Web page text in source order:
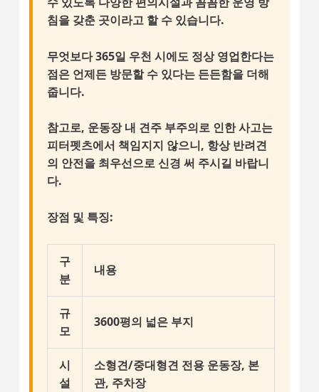
침을 갖춘 곳이라고 할 수 있습니다.
무엇보다 365일 우천 시에도 정상 영업한다는
점은 언제든 방문할 수 있다는 든든함을 더해
줍니다.
참고로, 운동장 내 견주 부주의로 인한 사고는
피터펫츠에서 책임지지 않으니, 항상 반려견
의 안전을 최우선으로 신경 써 주시길 바랍니
다.
장점 및 특징:
구
분
내용
규
모
3600평의 넓은 부지
시
설
소형견/중대형견 전용 운동장, 본
관, 주차장